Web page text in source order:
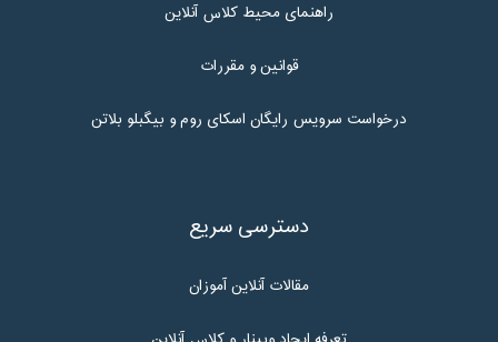
راهنمای محیط کلاس آنلاین
قوانین و مقررات
درخواست سرویس رایگان اسکای روم و بیگبلو بلاتن
دسترسی سریع
مقالات آنلاین آموزان